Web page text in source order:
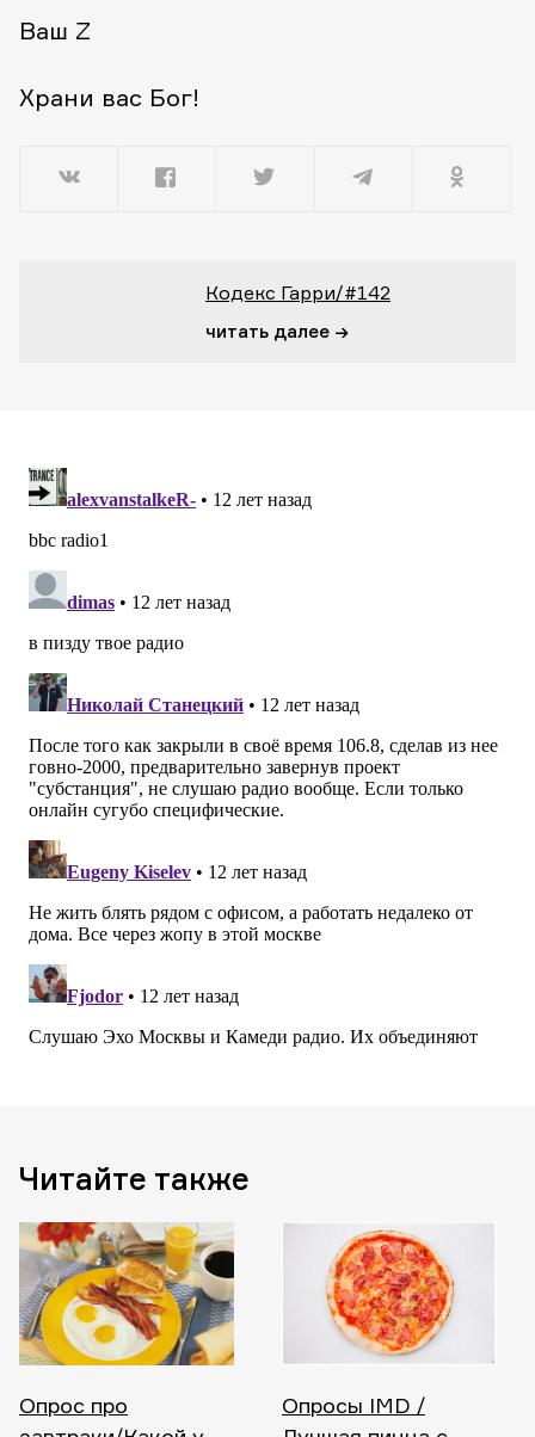
Ваш Z
Храни вас Бог!
Кодекс Гарри/#142
читать далее →
Читайте также
Опрос про
Опросы IMD /